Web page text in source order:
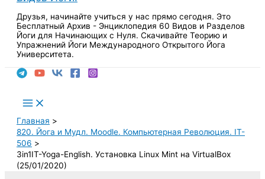
Друзья, начинайте учиться у нас прямо сегодня. Это
Бесплатный Архив - Энциклопедия 60 Видов и Разделов
Йоги для Начинающих с Нуля. Скачивайте Теорию и
Упражнений Йоги Международного Открытого Йога
Университета.
Main
Menu
Главная
820. Йога и Мудл. Moodle. Компьютерная Революция. IT-
506
3in1IT-Yoga-English. Установка Linux Mint на VirtualBox
(25/01/2020)